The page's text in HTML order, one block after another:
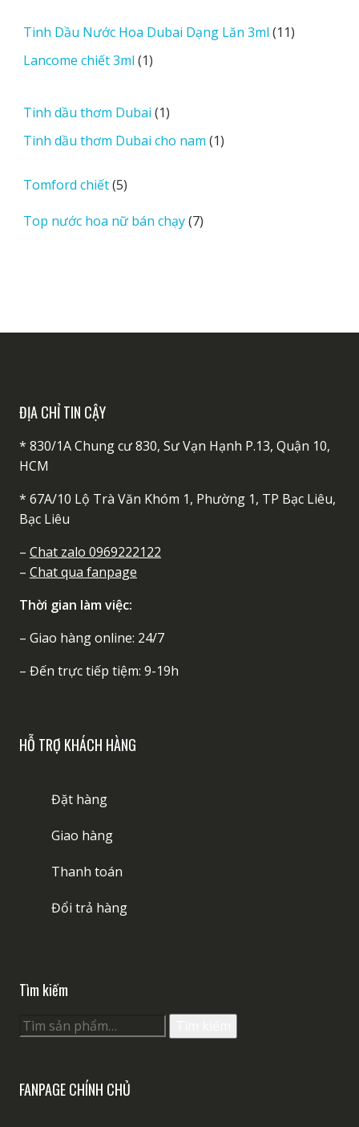
phẩm
Tinh Dầu Nước Hoa Dubai Dạng Lăn 3ml 1111
Lancome chiết 3ml 11
Tinh dầu thơm Dubai 11
Tinh dầu thơm Dubai cho nam 11
Tomford chiết 55
phẩm
Top nước hoa nữ bán chạy 77
ĐỊA CHỈ TIN CẬY
* 830/1A Chung cư 830, Sư Vạn Hạnh P.13, Quận 10,
HCM
* 67A/10 Lộ Trà Văn Khóm 1, Phường 1, TP Bạc Liêu,
Bạc Liêu
– Chat zalo 0969222122
– Chat qua fanpage
Thời gian làm việc:
– Giao hàng online: 24/7
– Đến trực tiếp tiệm: 9-19h
HỖ TRỢ KHÁCH HÀNG
Đặt hàng
Giao hàng
Thanh toán
Đổi trả hàng
Tìm kiếm
Tìm
kiếm:
FANPAGE CHÍNH CHỦ